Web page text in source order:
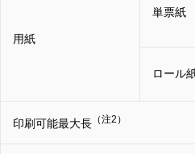
用紙
単票紙
ロール
印刷可能最大長 （注2）